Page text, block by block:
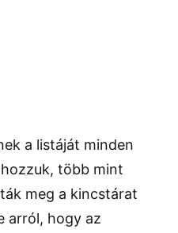
a listáját minden
több mint
meg a kincstárat
arról, hogy az